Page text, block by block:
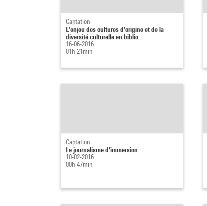
Captation
L'enjeu des cultures d'origine et de la
diversité culturelle en biblio...
16-06-2016
01h 21min
Captation
Le journalisme d'immersion
10-02-2016
00h 47min